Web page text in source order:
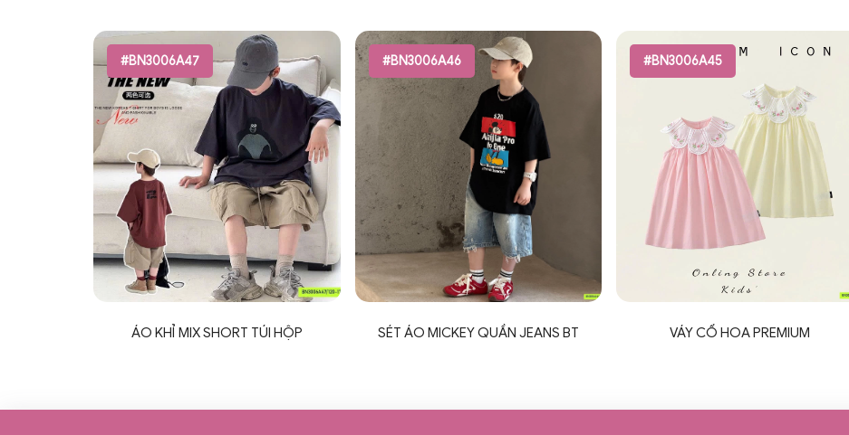
#BN3006A47
ÁO KHỈ MIX SHORT TÚI HỘP
#BN3006A46
SÉT ÁO MICKEY QUẦN JEANS BT
#BN3006A45
VÁY CỔ HOA PREMIUM